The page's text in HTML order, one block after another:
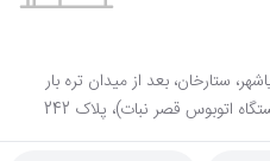
- آرياشهر، ستارخان، بعد از میدان تره بار
اتوبوس قصر نبات)، پلاک 242